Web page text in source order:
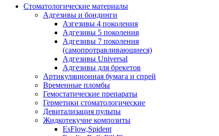
Стоматологические материалы
Адгезивы и бондинги
Азгезивы 4 поколения
Адгезивы 5 поколения
Адгезивы 7 поколения
(самопротравливающиеся)
Адгезивы Universal
Адгезивы для брекетов
Артикуляционная бумага и спрей
Временные пломбы
Гемостатические препараты
Герметики стоматологические
Девитализация пульпы
Жидкотекучие композиты
EsFlow,Spident